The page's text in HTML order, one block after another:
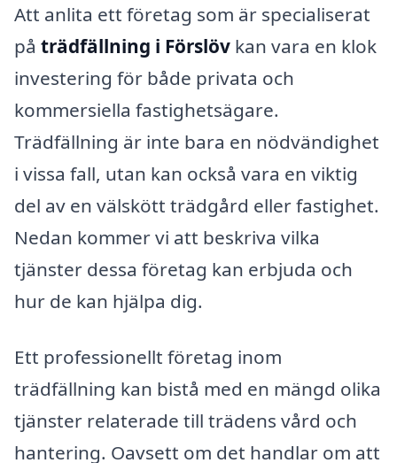
Att anlita ett företag som är specialiserat
på trädfällning i Förslöv kan vara en klok
investering för både privata och
kommersiella fastighetsägare.
Trädfällning är inte bara en nödvändighet
i vissa fall, utan kan också vara en viktig
del av en välskött trädgård eller fastighet.
Nedan kommer vi att beskriva vilka
tjänster dessa företag kan erbjuda och
hur de kan hjälpa dig.
Ett professionellt företag inom
trädfällning kan bistå med en mängd olika
tjänster relaterade till trädens vård och
hantering. Oavsett om det handlar om att